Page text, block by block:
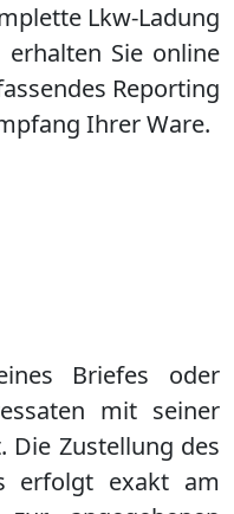
Briefes oder
mit seiner
Die Zustellung des
erfolgt exakt am
Lkw-Ladung
Sie online
Reporting
Ihrer Ware.